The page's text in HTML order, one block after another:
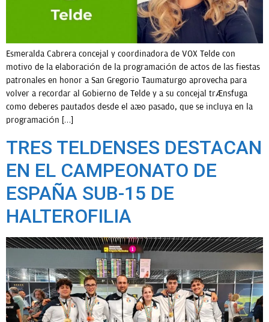
PROGRAMAS
Esmeralda Cabrera concejal y coordinadora de VOX Telde con
motivo de la elaboración de la programación de actos de las fiestas
patronales en honor a San Gregorio Taumaturgo aprovecha para
volver a recordar al Gobierno de Telde y a su concejal tránsfuga
como deberes pautados desde el año pasado, que se incluya en la
programación […]
TRES TELDENSES DESTACAN
EN EL CAMPEONATO DE
ESPAÑA SUB-15 DE
HALTEROFILIA